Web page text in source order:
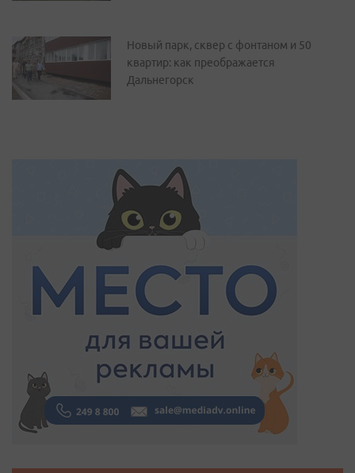
Новый парк, сквер с фонтаном и 50
квартир: как преображается
Дальнегорск